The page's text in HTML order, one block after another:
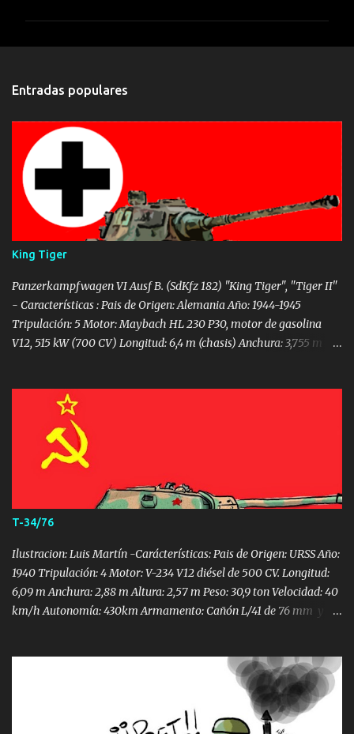
t
r
i
s
Entradas populares
King Tiger
Panzerkampfwagen VI Ausf B. (SdKfz 182) "King Tiger", "Tiger II"
- Características : Pais de Origen: Alemania Año: 1944-1945
Tripulación: 5 Motor: Maybach HL 230 P30, motor de gasolina
V12, 515 kW (700 CV) Longitud: 6,4 m (chasis) Anchura: 3,755 m
de 88 mm L/71 (86 proyectiles) 2 ametralladoras MG 34
de 7,92 mm (5.850 proyectiles) Blindaje máximo: 185 mm La
historia del desarrollo del Tigre II es interesante, no sólo en lo que
respecta al conocimiento del vehículo mismo, si no también porque
industria militar alemana en una etapa crucial de la WW2, ante la
escasez de recursos y materiales. El camino que finalmente des...
T-34/76
Ilustracion: Luis Martín -Carácterísticas: Pais de Origen: URSS Año:
1940 Tripulación: 4 Motor: V-234 V12 diésel de 500 CV. Longitud:
6,09 m Anchura: 2,88 m Altura: 2,57 m Peso: 30,9 ton Velocidad: 40
km/h Autonomía: 430km Armamento: Cañón L/41 de 76 mm y 2 x
respuesta a la invasión alemana. Esto no es cierto, entro en
servicio en 1940 aunque en un número escaso. Las pérdidas de esos
primeros tanques se debieron a la inferioridad del ejército
soviético. Sin apoyo aéreo, sin buenas tácticas y tripulaciones no